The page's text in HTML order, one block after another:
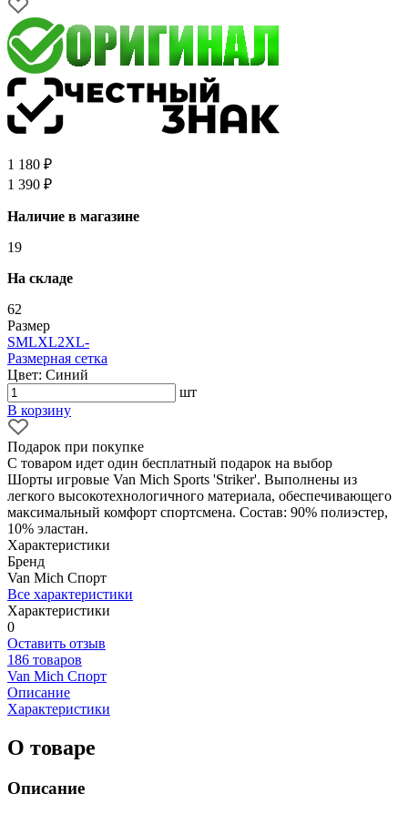
1 180 ₽
1 390 ₽
Наличие в магазине
19
На складе
62
Размер
SMLXL2XL-
Размерная сетка
Цвет: Синий
шт
В корзину
Подарок при покупке
С товаром идет один бесплатный подарок на выбор
Шорты игровые Van Mich Sports 'Striker'. Выполнены из
легкого высокотехнологичного материала, обеспечивающего
максимальный комфорт спортсмена. Состав: 90% полиэстер,
10% эластан.
Характеристики
Бренд
Van Mich Спорт
Все характеристики
Характеристики
0
Оставить отзыв
186 товаров
Van Mich Спорт
Описание
Характеристики
О товаре
Описание